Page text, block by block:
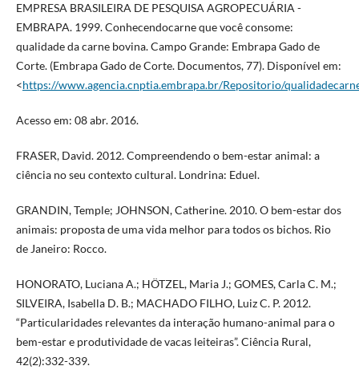
EMPRESA BRASILEIRA DE PESQUISA AGROPECUÁRIA -
EMBRAPA. 1999. Conhecendocarne que você consome:
qualidade da carne bovina. Campo Grande: Embrapa Gado de
Corte. (Embrapa Gado de Corte. Documentos, 77). Disponível em:
<https://www.agencia.cnptia.embrapa.br/Repositorio/
Acesso em: 08 abr. 2016.
FRASER, David. 2012. Compreendendo o bem-estar animal: a
ciência no seu contexto cultural. Londrina: Eduel.
GRANDIN, Temple; JOHNSON, Catherine. 2010. O bem-estar dos
animais: proposta de uma vida melhor para todos os bichos. Rio
de Janeiro: Rocco.
HONORATO, Luciana A.; HÖTZEL, Maria J.; GOMES, Carla C. M.;
SILVEIRA, Isabella D. B.; MACHADO FILHO, Luiz C. P. 2012.
“Particularidades relevantes da interação humano-animal para o
bem-estar e produtividade de vacas leiteiras”. Ciência Rural,
42(2):332-339.